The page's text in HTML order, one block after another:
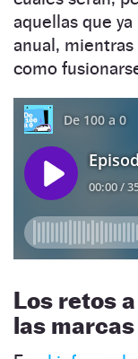
aquellas que
anual,
como
Los retos
las